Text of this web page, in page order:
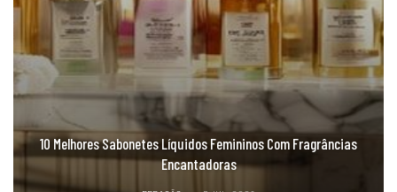
10 Melhores Sabonetes Líquidos Femininos Com Fragrâncias
Encantadoras